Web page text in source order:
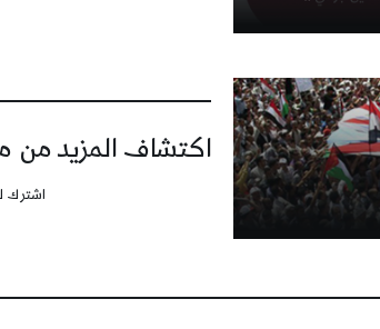
اكتشاف المزيد من
اشترك